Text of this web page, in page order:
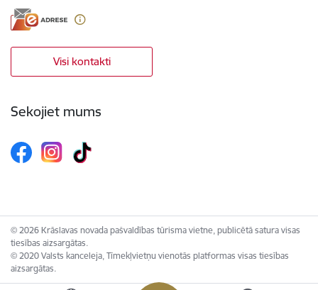
Visi kontakti
Sekojiet mums
© 2026 Krāslavas novada pašvaldības tūrisma vietne, publicētā satura visas
tiesības aizsargātas.
© 2020 Valsts kanceleja, Tīmekļvietņu vienotās platformas visas tiesības
aizsargātas.